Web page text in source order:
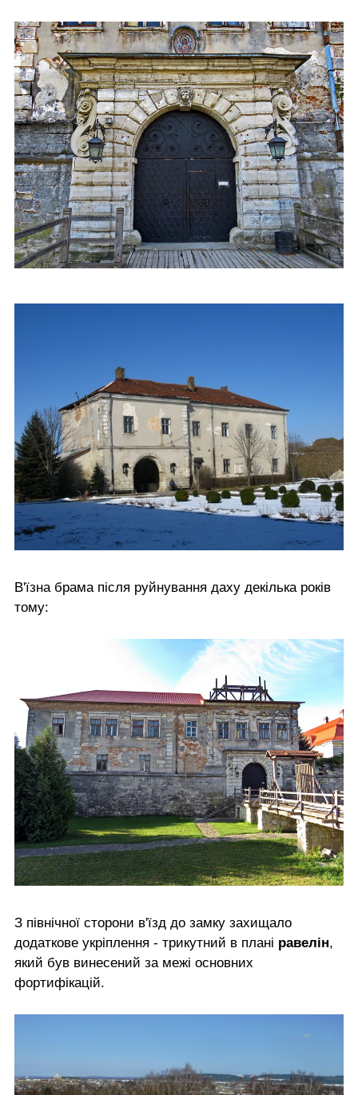
В'їзна брама після руйнування даху декілька років
тому:
З північної сторони в'їзд до замку захищало
додаткове укріплення - трикутний в плані равелін,
який був винесений за межі основних
фортифікацій.